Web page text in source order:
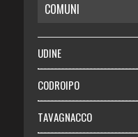
RISPARMIO
SALUTE
Necrologie
Chi siamo
COMUNI
UDINE
CODROIPO
TAVAGNACCO